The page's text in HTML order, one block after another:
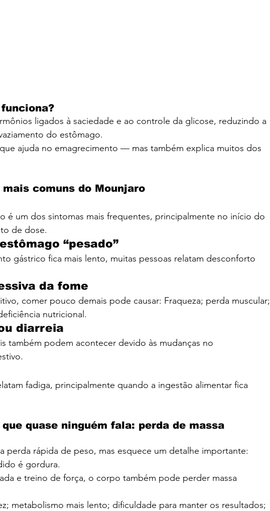
ligados à saciedade e ao controle da glicose, reduzindo a
do estômago.
ajuda no emagrecimento — mas também explica muitos dos
comuns do Mounjaro
é um dos sintomas mais frequentes, principalmente no início do
de dose.
“pesado”
gástrico fica mais lento, muitas pessoas relatam desconforto
da fome
comer pouco demais pode causar: Fraqueza; perda muscular;
nutricional.
diarreia
também podem acontecer devido às mudanças no
fadiga, principalmente quando a ingestão alimentar fica
quase ninguém fala: perda de massa
perda rápida de peso, mas esquece um detalhe importante:
é gordura.
e treino de força, o corpo também pode perder massa
metabolismo mais lento; dificuldade para manter os resultados;